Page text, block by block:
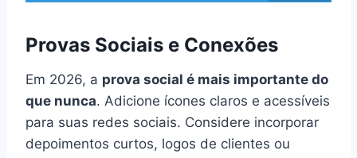
Provas Sociais e Conexões
Em 2026, a prova social é mais importante do
que nunca. Adicione ícones claros e acessíveis
para suas redes sociais. Considere incorporar
depoimentos curtos, logos de clientes ou